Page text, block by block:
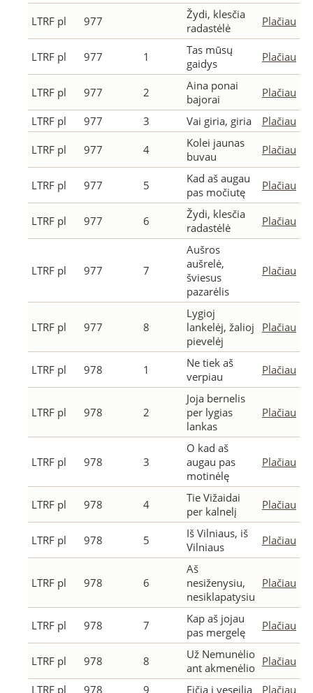
LTRF pl 977
Žydi, klesčia
radastėlė
Plačiau
LTRF pl 977 1
Tas mūsų
gaidys
Plačiau
LTRF pl 977 2
Aina ponai
bajorai
Plačiau
LTRF pl 977 3 Vai giria, giria Plačiau
LTRF pl 977 4
Kolei jaunas
buvau
Plačiau
LTRF pl 977 5
Kad aš augau
pas močiutę
Plačiau
LTRF pl 977 6
Žydi, klesčia
radastėlė
Plačiau
LTRF pl 977 7
Aušros
aušrelė,
šviesus
pazarėlis
Plačiau
LTRF pl 977 8
Lygioj
lankelėj, žalioj
pievelėj
Plačiau
LTRF pl 978 1
Ne tiek aš
verpiau
Plačiau
LTRF pl 978 2
Joja bernelis
per lygias
lankas
Plačiau
LTRF pl 978 3
O kad aš
augau pas
motinėlę
Plačiau
LTRF pl 978 4
Tie Vižaidai
per kalnelį
Plačiau
LTRF pl 978 5
Iš Vilniaus, iš
Vilniaus
Plačiau
LTRF pl 978 6
Aš
nesiženysiu,
nesiklapatysiu
Plačiau
LTRF pl 978 7
Kap aš jojau
pas mergelę
Plačiau
LTRF pl 978 8
Už Nemunėlio
ant akmenėlio Plačiau
LTRF pl 978 9 Eičia į veseilią Plačiau